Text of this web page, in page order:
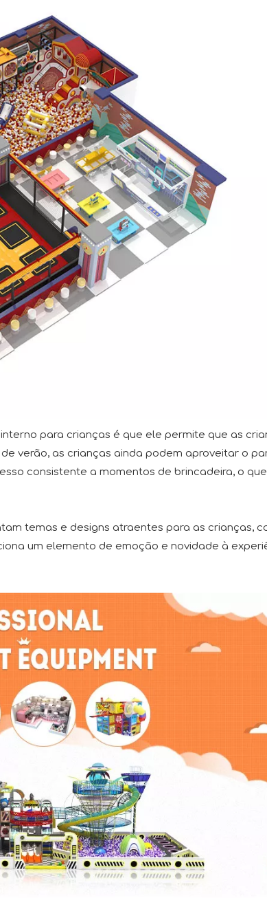
para crianças é que ele permite que as
verão, as crianças ainda podem aproveitar o
consistente a momentos de brincadeira, o
temas e designs atraentes para as crianças,
um elemento de emoção e novidade à